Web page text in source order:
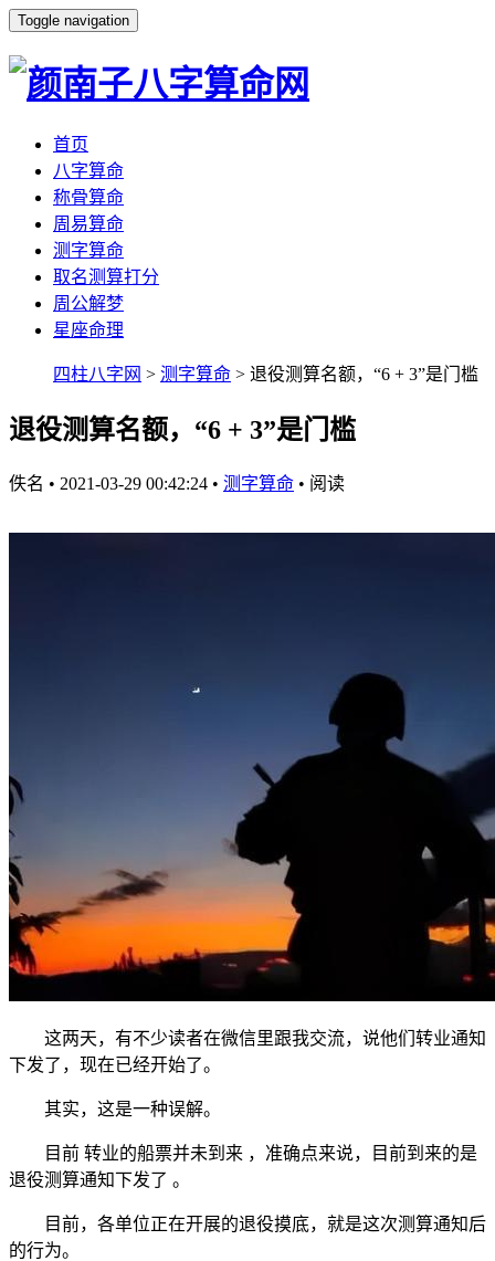
Toggle navigation
首页
八字算命
称骨算命
周易算命
测字算命
取名测算打分
周公解梦
星座命理
四柱八字网 > 测字算命 > 退役测算名额，“6 + 3”是门槛
退役测算名额，“6 + 3”是门槛
佚名 • 2021-03-29 00:42:24 • 测字算命 • 阅读
这两天，有不少读者在微信里跟我交流，说他们转业通知
下发了，现在已经开始了。
其实，这是一种误解。
目前 转业的船票并未到来 ，准确点来说，目前到来的是
退役测算通知下发了 。
目前，各单位正在开展的退役摸底，就是这次测算通知后
的行为。